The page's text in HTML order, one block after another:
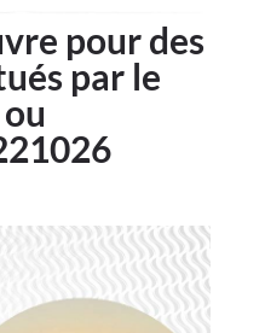
pour des
par le